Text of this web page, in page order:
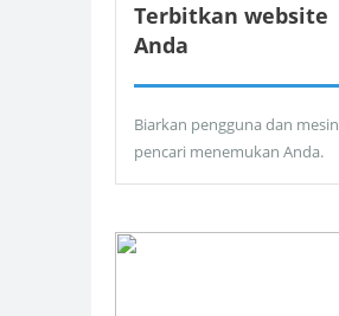
Terbitkan website
Anda
Biarkan pengguna dan mesin
pencari menemukan Anda.